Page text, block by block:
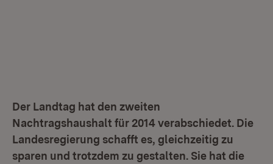
Der Landtag hat den zweiten
Nachtragshaushalt für 2014 verabschiedet. Die
Landesregierung schafft es, gleichzeitig zu
sparen und trotzdem zu gestalten. Sie hat die